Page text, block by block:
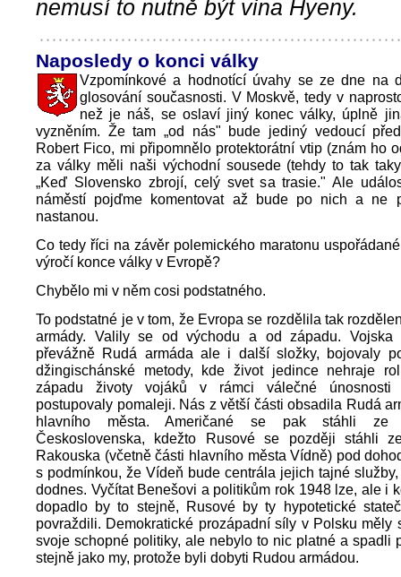
nemusí to nutně být vina Hyeny.
Naposledy o konci války
Vzpomínkové a hodnotící úvahy se ze dne na
glosování současnosti. V Moskvě, tedy v
než je náš, se oslaví jiný konec války, úplně
vyzněním. Že tam „od nás" bude jediný vedoucí
Robert Fico, mi připomnělo protektorátní vtip (znám ho
za války měli naši východní sousede (tehdy to tak
„Keď Slovensko zbrojí, celý svet sa trasie." Ale
náměstí pojďme komentovat až bude po nich a ne
nastanou.
Co tedy říci na závěr polemického maratonu
výročí konce války v Evropě?
Chybělo mi v něm cosi podstatného.
To podstatné je v tom, že Evropa se rozdělila tak
armády. Valily se od východu a od západu. Vojska
převážně Rudá armáda ale i další složky, bojovaly
džingischánské metody, kde život jedince nehraje
západu životy vojáků v rámci válečné únosnosti
postupovaly pomaleji. Nás z větší části obsadila Rudá
hlavního města. Američané se pak stáhli ze
Československa, kdežto Rusové se později stáhli
Rakouska (včetně části hlavního města Vídně) pod
s podmínkou, že Vídeň bude centrála jejich tajné
dodnes. Vyčítat Benešovi a politikům rok 1948 lze, ale i
dopadlo by to stejně, Rusové by ty hypotetické
povraždili. Demokratické prozápadní síly v Polsku měly
svoje schopné politiky, ale nebylo to nic platné a spadli
stejně jako my, protože byli dobyti Rudou armádou.